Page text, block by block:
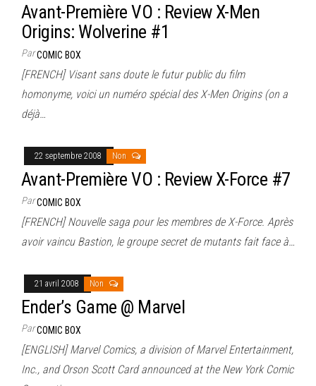
Avant-Première VO : Review X-Men
Origins: Wolverine #1
ParCOMIC BOX
[FRENCH] Visant sans doute le futur public du film
homonyme, voici un numéro spécial des X-Men Origins (on a
déjà…
22 septembre 2008 Non
Avant-Première VO : Review X-Force #7
ParCOMIC BOX
[FRENCH] Nouvelle saga pour les membres de X-Force. Après
avoir vaincu Bastion, le groupe secret de mutants fait face à…
21 avril 2008 Non
Ender’s Game @ Marvel
ParCOMIC BOX
[ENGLISH] Marvel Comics, a division of Marvel Entertainment,
Inc., and Orson Scott Card announced at the New York Comic